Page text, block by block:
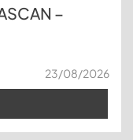
–
23/08/2026